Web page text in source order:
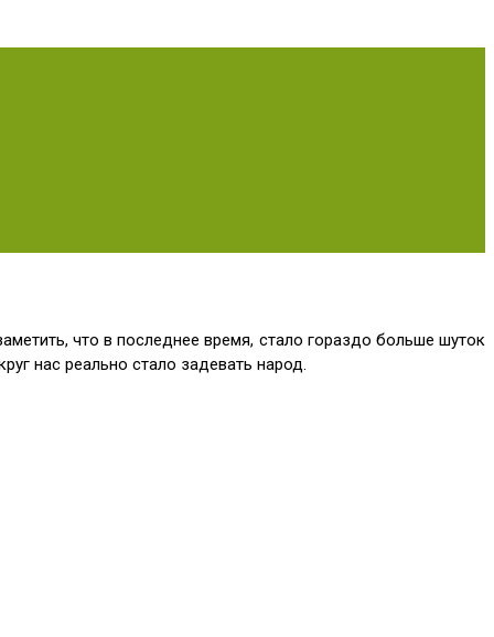
что в последнее время, стало гораздо больше шуток
нас реально стало задевать народ.